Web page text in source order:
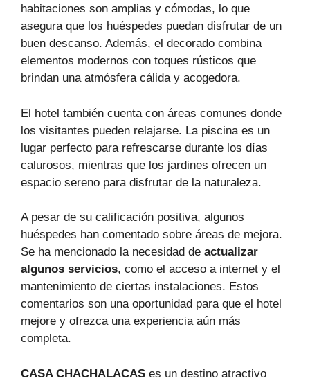
habitaciones son amplias y cómodas, lo que
asegura que los huéspedes puedan disfrutar de un
buen descanso. Además, el decorado combina
elementos modernos con toques rústicos que
brindan una atmósfera cálida y acogedora.
El hotel también cuenta con áreas comunes donde
los visitantes pueden relajarse. La piscina es un
lugar perfecto para refrescarse durante los días
calurosos, mientras que los jardines ofrecen un
espacio sereno para disfrutar de la naturaleza.
A pesar de su calificación positiva, algunos
huéspedes han comentado sobre áreas de mejora.
Se ha mencionado la necesidad de actualizar
algunos servicios, como el acceso a internet y el
mantenimiento de ciertas instalaciones. Estos
comentarios son una oportunidad para que el hotel
mejore y ofrezca una experiencia aún más
completa.
CASA CHACHALACAS es un destino atractivo